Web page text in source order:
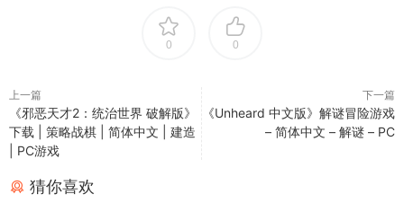
0 0
上一篇
《邪恶天才2：统治世界 破解版》
下载 | 策略战棋 | 简体中文 | 建造
| PC游戏
下一篇
《Unheard 中文版》解谜冒险游戏
– 简体中文 – 解谜 – PC
猜你喜欢